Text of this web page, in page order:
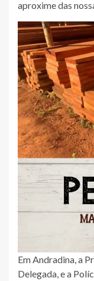
aproxime das
Em Andradina, a
Delegada, e a